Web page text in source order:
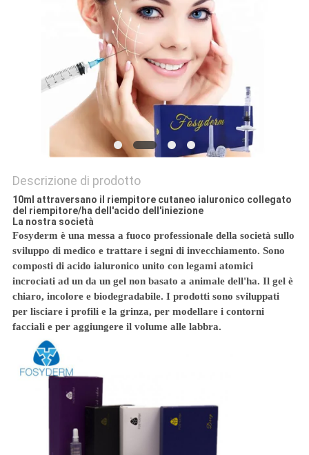
PRIVACY
POLICY
Descrizione di prodotto
10ml attraversano il riempitore cutaneo ialuronico collegato
del riempitore/ha dell'acido dell'iniezione
La nostra società
Fosyderm è una messa a fuoco professionale della società sullo
sviluppo di medico e trattare i segni di invecchiamento. Sono
composti di acido ialuronico unito con legami atomici
incrociati ad un da un gel non basato a animale dell'ha. Il gel è
chiaro, incolore e biodegradabile. I prodotti sono sviluppati
per lisciare i profili e la grinza, per modellare i contorni
facciali e per aggiungere il volume alle labbra.